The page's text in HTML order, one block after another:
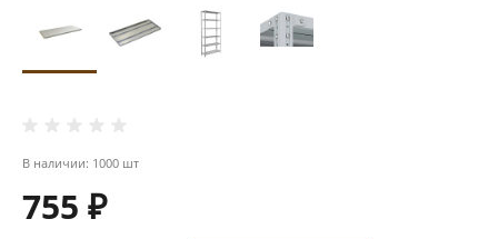
В наличии: 1000 шт
755 ₽